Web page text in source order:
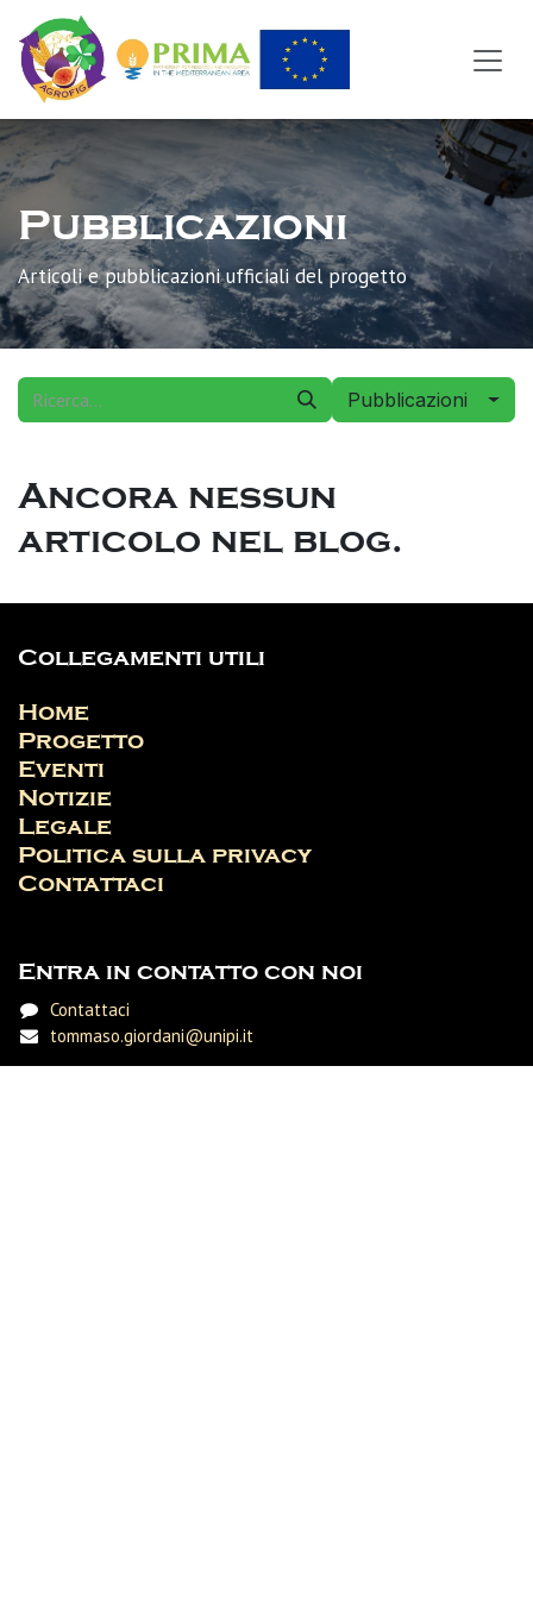
Passa al contenuto
Pubblicazioni
Articoli e pubblicazioni ufficiali del progetto
Pubblicazioni
Ancora nessun
articolo nel blog.
Collegamenti utili
Home
Progetto
Eventi
Notizie
Legale
Politica sulla privacy
Contattaci
Entra in contatto con noi
Contattaci
tommaso.giordani@unipi.it